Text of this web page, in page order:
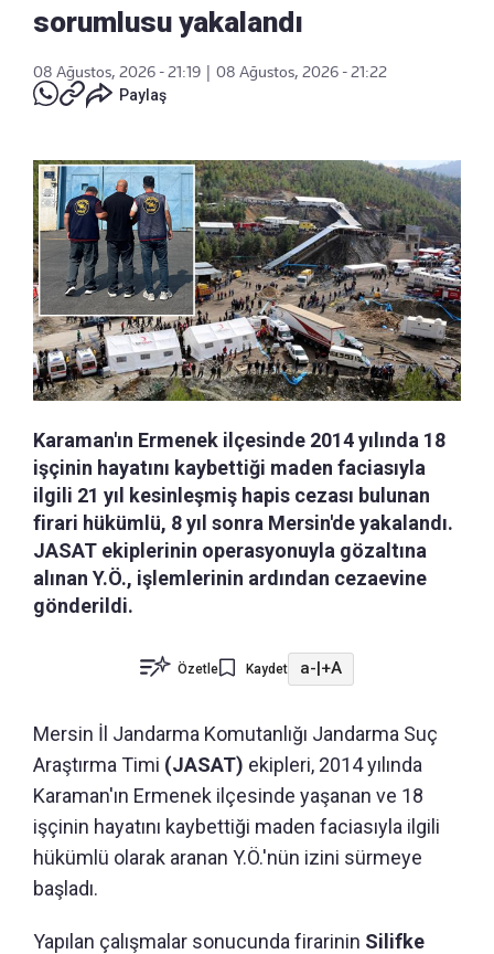
sorumlusu yakalandı
08 Ağustos, 2026 - 21:19
08 Ağustos, 2026 - 21:22
Paylaş
Karaman'ın Ermenek ilçesinde 2014 yılında 18
işçinin hayatını kaybettiği maden faciasıyla
ilgili 21 yıl kesinleşmiş hapis cezası bulunan
firari hükümlü, 8 yıl sonra Mersin'de yakalandı.
JASAT ekiplerinin operasyonuyla gözaltına
alınan Y.Ö., işlemlerinin ardından cezaevine
gönderildi.
Özetle Kaydet a- +A
Mersin İl Jandarma Komutanlığı Jandarma Suç
Araştırma Timi (JASAT) ekipleri, 2014 yılında
Karaman'ın Ermenek ilçesinde yaşanan ve 18
işçinin hayatını kaybettiği maden faciasıyla ilgili
hükümlü olarak aranan Y.Ö.'nün izini sürmeye
başladı.
Yapılan çalışmalar sonucunda firarinin Silifke